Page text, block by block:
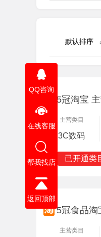
QQ咨询
在线客服
帮我找店
返回顶部
默认排序
5冠淘宝
主营类目
3C数码
已开通类
5冠食品淘
主营类目